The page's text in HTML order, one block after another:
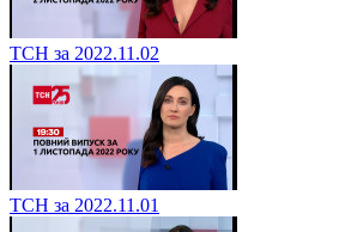
ТСН за 2022.11.02
ТСН за 2022.11.01